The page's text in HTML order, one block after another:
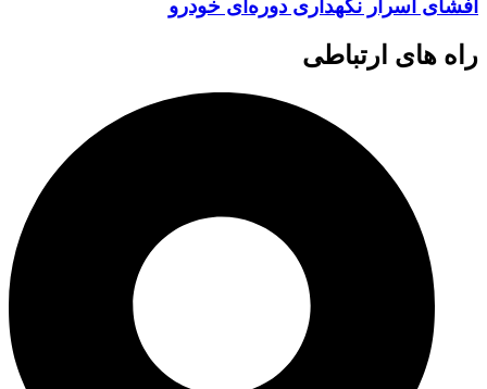
افشای اسرار نگهداری دوره‌ای خودرو
راه های ارتباطی